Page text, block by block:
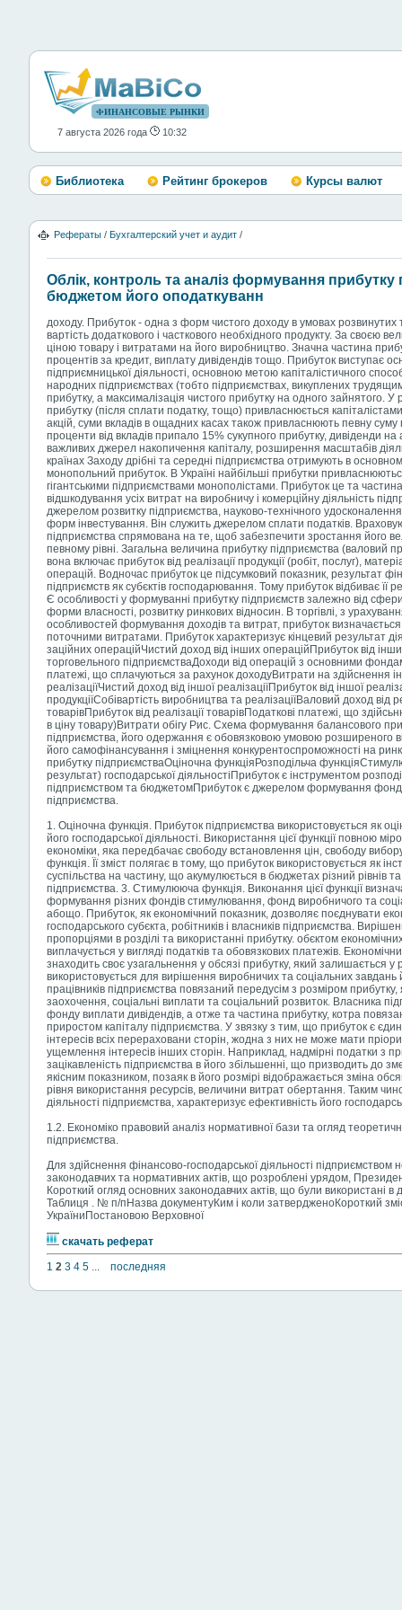
ФИНАНСОВЫЕ РЫНКИ
7 августа 2026 года 10:32
Библиотека Рейтинг брокеров Курсы валют
Рефераты / Бухгалтерский учет и аудит /
Облік, контроль та аналіз формування прибутку
бюджетом його оподаткуванн
доходу. Прибуток - одна з форм чистого доходу в умовах
вартість додаткового і часткового необхідного продукту. За своєю
ціною товару і витратами на його виробництво. Значна частина
процентів за кредит, виплату дивідендів тощо. Прибуток виступає
підприємницької діяльності, основною метою капіталістичного
народних підприємствах (тобто підприємствах, викуплених
прибутку, а максималізація чистого прибутку на одного зайнятого.
прибутку (після сплати податку, тощо) привласнюється
акцій, суми вкладів в ощадних касах також привласнюють певну
проценти від вкладів припало 15% сукупного прибутку, дивіденди
важливих джерел накопичення капіталу, розширення масштабів
країнах Заходу дрібні та середні підприємства отримують в
монопольний прибуток. В Україні найбільші прибутки
гігантськими підприємствами монополістами. Прибуток це та
відшкодування усіх витрат на виробничу і комерційну діяльність
джерелом розвитку підприємства, науково-технічного удосконалення
форм інвестування. Він служить джерелом сплати податків.
підприємства спрямована на те, щоб забезпечити зростання його
певному рівні. Загальна величина прибутку підприємства (валовий
вона включає прибуток від реалізації продукції (робіт, послуг),
операцій. Водночас прибуток це підсумковий показник, результат
підприємств як субєктів господарювання. Тому прибуток відбиває її
Є особливості у формуванні прибутку підприємств залежно від сфери
форми власності, розвитку ринкових відносин. В торгівлі, з
особливостей формування доходів та витрат, прибуток
поточними витратами. Прибуток характеризує кінцевий результат
заційних операційЧистий доход від інших операційПрибуток від
торговельного підприємстваДоходи від операцій з основними
платежі, що сплачуються за рахунок доходуВитрати на здійснення
реалізаціїЧистий доход від іншої реалізаціїПрибуток від іншої
продукціїСобівартість виробництва та реалізаціїВаловий доход від
товарівПрибуток від реалізації товарівПодаткові платежі, що
в ціну товару)Витрати обігу Рис. Схема формування балансового
підприємства, його одержання є обовязковою умовою розширеного
його самофінансування і зміцнення конкурентоспроможності на
прибутку підприємстваОціночна функціяРозподільча
результат) господарської діяльностіПрибуток є інструментом
підприємством та бюджетомПрибуток є джерелом формування
підприємства.
1. Оціночна функція. Прибуток підприємства використовується як
його господарської діяльності. Використання цієї функції повною
економіки, яка передбачає свободу встановлення цін, свободу
функція. Її зміст полягає в тому, що прибуток використовується як
суспільства на частину, що акумулюється в бюджетах різний рівнів
підприємства. 3. Стимулююча функція. Виконання цієї функції
формування різних фондів стимулювання, фонд виробничого та
абощо. Прибуток, як економічний показник, дозволяє поєднувати
господарського субєкта, робітників і власників підприємства.
пропорціями в розділі та використанні прибутку. обєктом
виплачується у вигляді податків та обовязкових платежів.
знаходить своє узагальнення у обсязі прибутку, який залишається у
використовується для вирішення виробничих та соціальних завдань
працівників підприємства повязаний передусім з розміром
заохочення, соціальні виплати та соціальний розвиток. Власника
фонду виплати дивідендів, а отже та частина прибутку, котра
приростом капіталу підприємства. У звязку з тим, що прибуток є
інтересів всіх перераховани сторін, жодна з них не може мати
ущемлення інтересів інших сторін. Наприклад, надмірні податки з
зацікавленість підприємства в його збільшенні, що призводить до
якісним показником, позаяк в його розмірі відображається зміна
рівня використання ресурсів, величини витрат обертання. Таким
діяльності підприємства, характеризує ефективність його
1.2. Економіко правовий аналіз нормативної бази та огляд
підприємства.
Для здійснення фінансово-господарської діяльності підприємством
законодавчих та нормативних актів, що розроблені урядом,
Короткий огляд основних законодавчих актів, що були використані
Таблиця . № п/пНазва документуКим і коли затвердженоКороткий
УкраїниПостановою Верховної
скачать реферат
1 2 3 4 5 ... последняя